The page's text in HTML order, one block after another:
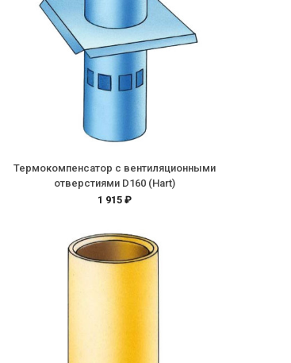
Термокомпенсатор с вентиляционными
отверстиями D160 (Hart)
1 915 ₽